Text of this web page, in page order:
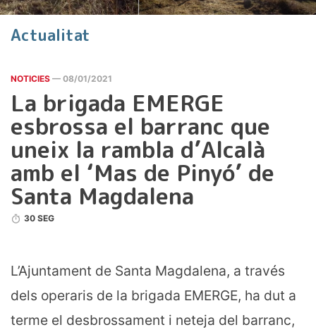
Actualitat
NOTICIES — 08/01/2021
La brigada EMERGE
esbrossa el barranc que
uneix la rambla d’Alcalà
amb el ‘Mas de Pinyó’ de
Santa Magdalena
30 SEG
L’Ajuntament de Santa Magdalena, a través
dels operaris de la brigada EMERGE, ha dut a
terme el desbrossament i neteja del barranc,